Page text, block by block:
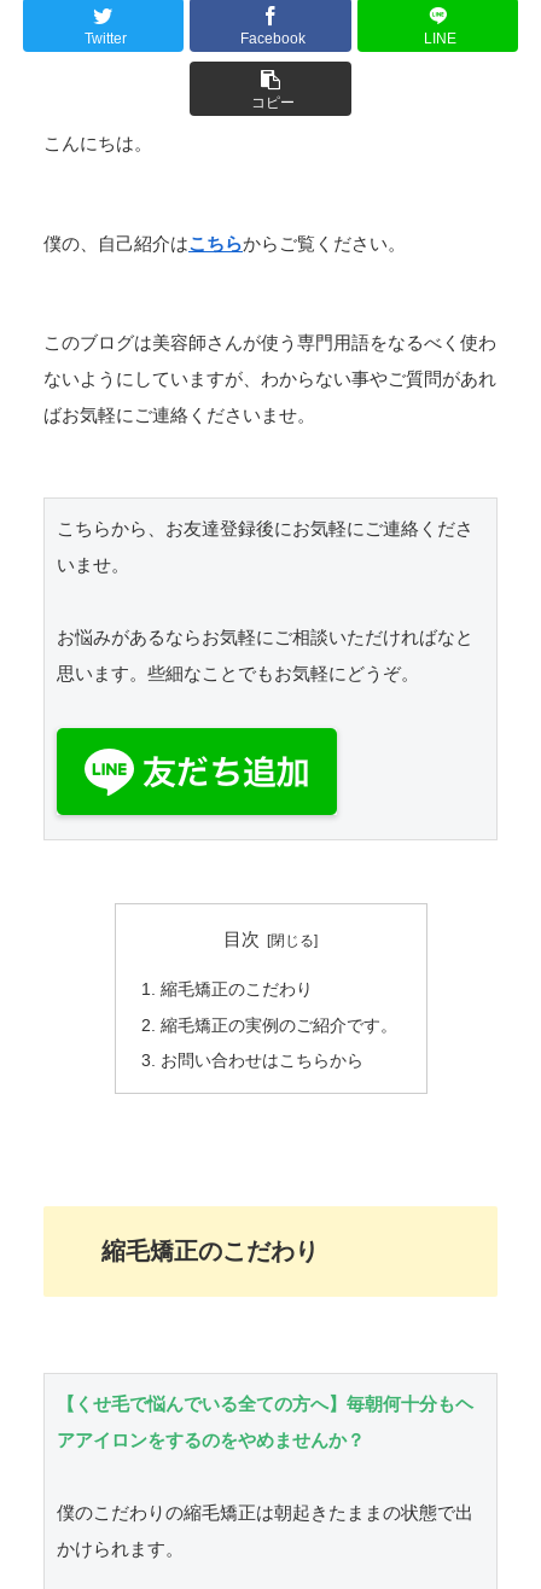
Twitter Facebook LINE
コピー
こんにちは。
僕の、自己紹介はこちらからご覧ください。
このブログは美容師さんが使う専門用語をなるべく使わ
ないようにしていますが、わからない事やご質問があれ
ばお気軽にご連絡くださいませ。
こちらから、お友達登録後にお気軽にご連絡くださ
いませ。
お悩みがあるならお気軽にご相談いただければなと
思います。些細なことでもお気軽にどうぞ。
目次
縮毛矯正のこだわり
縮毛矯正の実例のご紹介です。
お問い合わせはこちらから
縮毛矯正のこだわり
【くせ毛で悩んでいる全ての方へ】毎朝何十分もヘ
アアイロンをするのをやめませんか？
僕のこだわりの縮毛矯正は朝起きたままの状態で出
かけられます。